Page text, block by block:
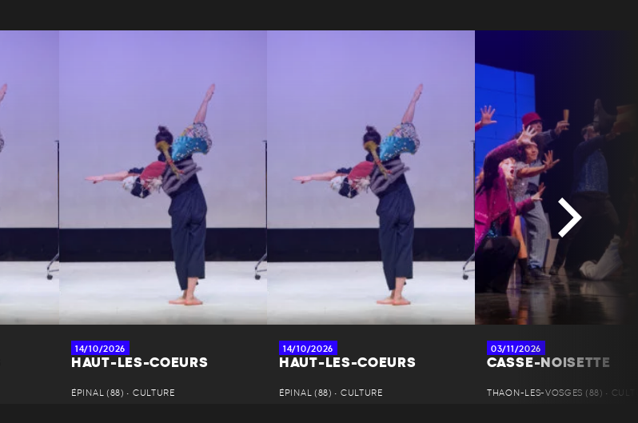
14/10/2026
HAUT-LES-COEURS
ÉPINAL (88) • CULTURE
14/10/2026
HAUT-LES-COEURS
ÉPINAL (88) • CULTURE
03/11/2026
CASSE-NOISETTE
THAON-LES-VOSGES (88) •